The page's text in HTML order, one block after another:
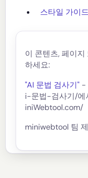
스타일 가이
이 콘텐츠, 페이
하세요:
"AI 문법 검사기" -
i-문법-검사기/에
iniWebtool.com/
miniwebtool 팀